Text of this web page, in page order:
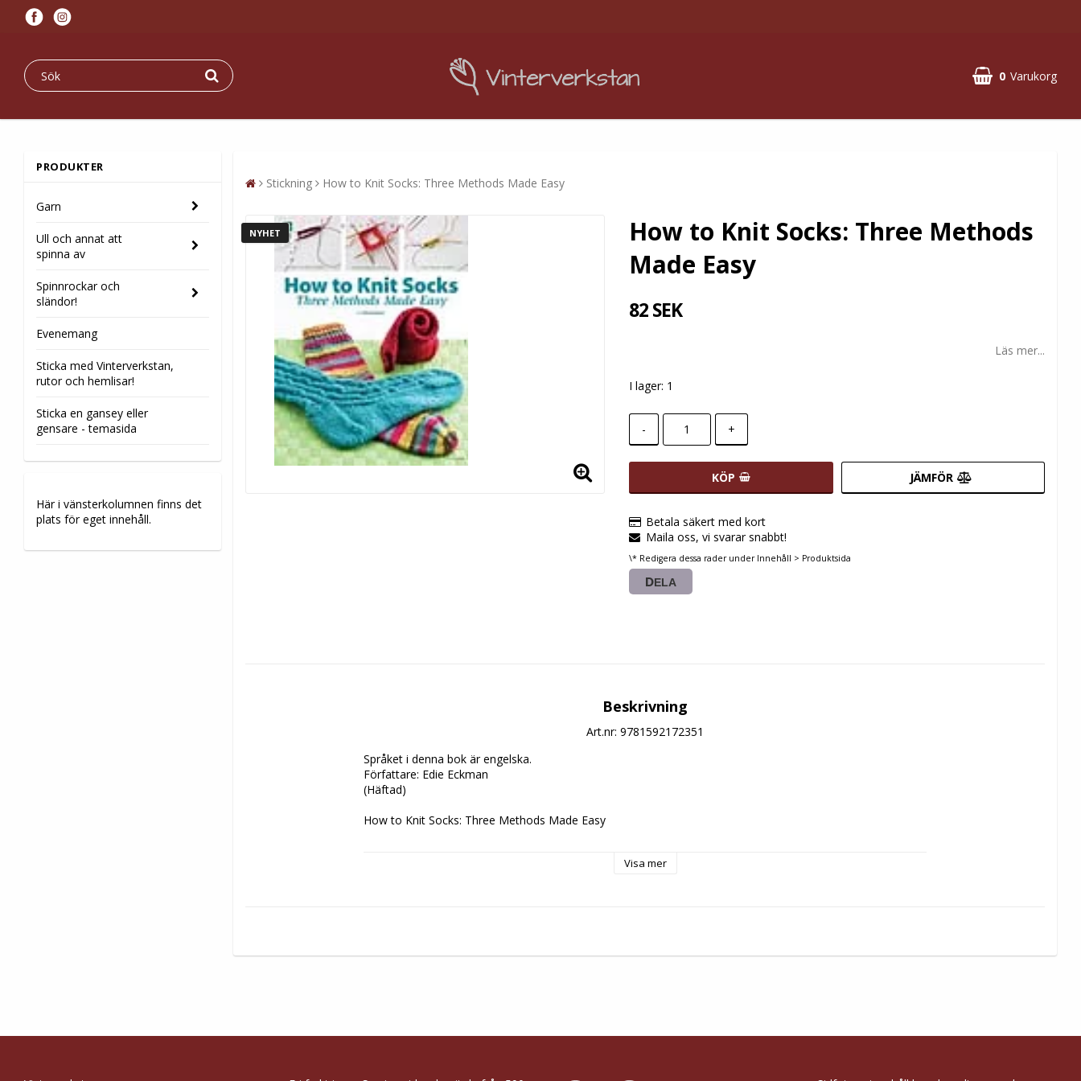
0 Varukorg
PRODUKTER
Garn
Ull och annat att
spinna av
Spinnrockar och
sländor!
Evenemang
Sticka med Vinterverkstan,
rutor och hemlisar!
Sticka en gansey eller
gensare - temasida
Här i vänsterkolumnen finns det
plats för eget innehåll.
Stickning How to Knit Socks: Three Methods Made Easy
NYHET
How to Knit Socks: Three Methods
Made Easy
82 SEK
Läs mer...
I lager: 1
- +
KÖP JÄMFÖR
Betala säkert med kort
Maila oss, vi svarar snabbt!
\* Redigera dessa rader under Innehåll > Produktsida
DELA
Beskrivning
Art.nr: 9781592172351
Språket i denna bok är engelska.
Författare: Edie Eckman
(Häftad)
How to Knit Socks: Three Methods Made Easy
Stickasockor på strumpstickor
Visa mer